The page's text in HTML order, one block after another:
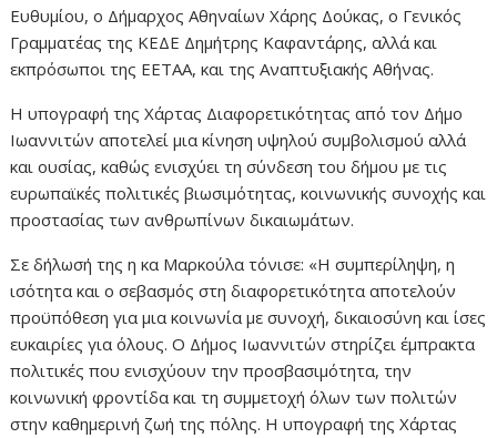
Ευθυμίου, ο Δήμαρχος Αθηναίων Χάρης Δούκας, ο Γενικός
Γραμματέας της ΚΕΔΕ Δημήτρης Καφαντάρης, αλλά και
εκπρόσωποι της ΕΕΤΑΑ, και της Αναπτυξιακής Αθήνας.
Η υπογραφή της Χάρτας Διαφορετικότητας από τον Δήμο
Ιωαννιτών αποτελεί μια κίνηση υψηλού συμβολισμού αλλά
και ουσίας, καθώς ενισχύει τη σύνδεση του δήμου με τις
ευρωπαϊκές πολιτικές βιωσιμότητας, κοινωνικής συνοχής και
προστασίας των ανθρωπίνων δικαιωμάτων.
Σε δήλωσή της η κα Μαρκούλα τόνισε: «Η συμπερίληψη, η
ισότητα και ο σεβασμός στη διαφορετικότητα αποτελούν
προϋπόθεση για μια κοινωνία με συνοχή, δικαιοσύνη και ίσες
ευκαιρίες για όλους. Ο Δήμος Ιωαννιτών στηρίζει έμπρακτα
πολιτικές που ενισχύουν την προσβασιμότητα, την
κοινωνική φροντίδα και τη συμμετοχή όλων των πολιτών
στην καθημερινή ζωή της πόλης. Η υπογραφή της Χάρτας